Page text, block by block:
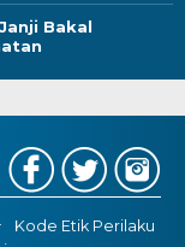
Bakal
Kode Etik Perilaku